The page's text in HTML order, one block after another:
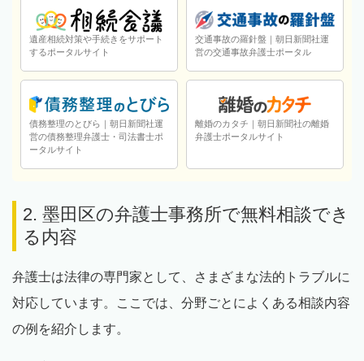
遺産相続対策や手続きをサポート
するポータルサイト
交通事故の羅針盤｜朝日新聞社運
営の交通事故弁護士ポータル
債務整理のとびら｜朝日新聞社運
営の債務整理弁護士・司法書士ポ
ータルサイト
離婚のカタチ｜朝日新聞社の離婚
弁護士ポータルサイト
2. 墨田区の弁護士事務所で無料相談でき
る内容
弁護士は法律の専門家として、さまざまな法的トラブルに
対応しています。ここでは、分野ごとによくある相談内容
の例を紹介します。